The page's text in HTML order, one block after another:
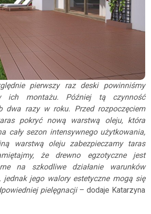
pierwszy raz deski powinniśmy
ich montażu. Później tą czynność
dwa razy w roku. Przed rozpoczęciem
pokryć nową warstwą oleju, która
cały sezon intensywnego użytkowania,
warstwą oleju zabezpieczamy taras
że drewno egzotyczne jest
na szkodliwe działanie warunków
jednak jego walory estetyczne mogą się
pielęgnacji – dodaje Katarzyna